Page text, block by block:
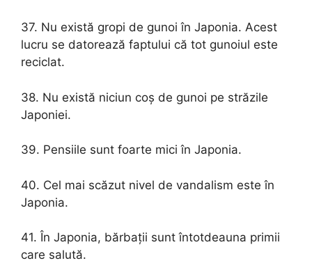
37. Nu există gropi de gunoi în Japonia. Acest
lucru se datorează faptului că tot gunoiul este
reciclat.
38. Nu există niciun coș de gunoi pe străzile
Japoniei.
39. Pensiile sunt foarte mici în Japonia.
40. Cel mai scăzut nivel de vandalism este în
Japonia.
41. În Japonia, bărbații sunt întotdeauna primii
care salută.